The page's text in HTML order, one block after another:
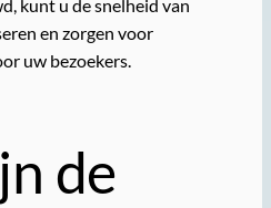
kunt u de snelheid van
en zorgen voor
uw bezoekers.
de